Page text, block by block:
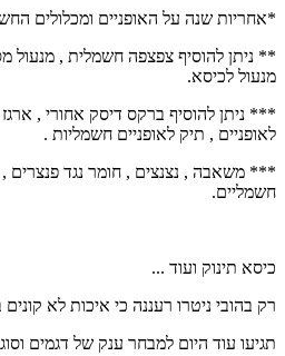
*אחריות שנה על האופניים ומכלולים
** ניתן להוסיף צפצפה חשמלית , מנעול
מנעול לכיסא.
*** ניתן להוסיף ברקס דיסק אחורי ,
לאופניים , תיק לאופניים חשמליות .
*** משאבה , נצנצים , חומר נגד פנצרים ,
חשמליים.
כיסא תינוק ועוד ...
רק בהובי ניטרו רעננה כי איכות לא
תגיעו עוד היום למבחר ענק של דגמים